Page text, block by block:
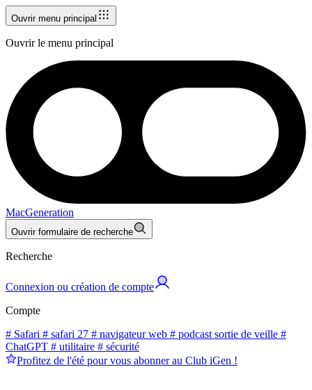
Ouvrir menu principal
Ouvrir le menu principal
MacGeneration
Ouvrir formulaire de recherche
Recherche
Connexion ou création de compte
Compte
# Safari # safari 27 # navigateur web # podcast sortie de veille #
ChatGPT # utilitaire # sécurité
Profitez de l'été pour vous abonner au Club iGen !